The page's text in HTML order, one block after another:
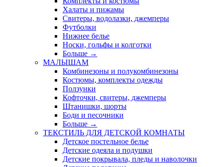
Халаты и пижамы
Свитеры, водолазки, джемперы
Футболки
Нижнее белье
Носки, гольфы и колготки
Больше →
МАЛЫШАМ
Комбинезоны и полукомбинезоны
Костюмы, комплекты одежды
Ползунки
Кофточки, свитеры, джемперы
Штанишки, шорты
Боди и песочники
Больше →
ТЕКСТИЛЬ ДЛЯ ДЕТСКОЙ КОМНАТЫ
Детское постельное белье
Детские одеяла и подушки
Детские покрывала, пледы и наволочки